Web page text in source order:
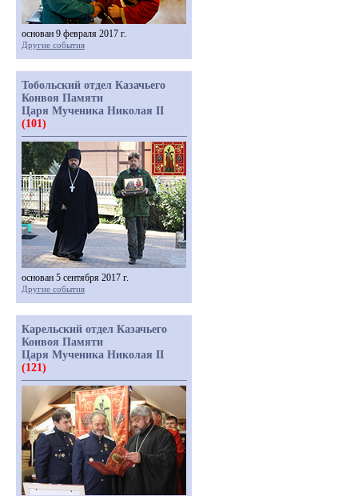
основан 9 февраля 2017 г.
Другие события
Тобольский отдел Казачьего
Конвоя Памяти
Царя Мученика Николая II
(101)
основан 5 сентября 2017 г.
Другие события
Карельский отдел Казачьего
Конвоя Памяти
Царя Мученика Николая II
(121)